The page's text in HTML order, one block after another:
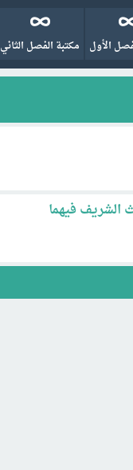
الأول مكتبة الفصل الثاني
الشريف فيهما